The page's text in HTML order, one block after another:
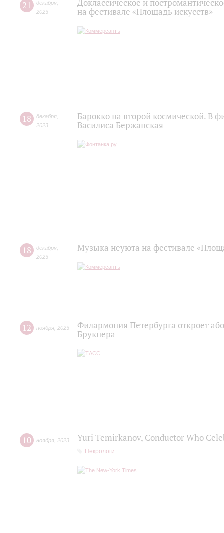
21 декабря
2023
Доклассическое и
на фестивале «Площадь искусств»
18 декабря
2023
Барокко на второй космической. В
Василиса Бержанская
18 декабря
2023
Музыка неуюта на фестивале
12 ноября 2023
Филармония Петербурга откроет
Брукнера
10 ноября 2023 Yuri Temirkanov, Conductor Who
Некрологи